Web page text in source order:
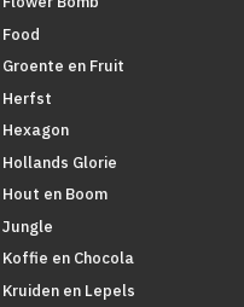
Food
Groente en Fruit
Herfst
Hexagon
Hollands Glorie
Hout en Boom
Jungle
Koffie en Chocola
Kruiden en Lepels